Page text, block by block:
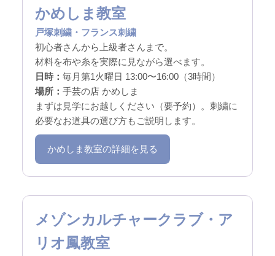
かめしま教室
戸塚刺繍・フランス刺繍
初心者さんから上級者さんまで。
材料を布や糸を実際に見ながら選べます。
日時： 毎月第1火曜日 13:00〜16:00（3時間）
場所： 手芸の店 かめしま
まずは見学にお越しください（要予約）。刺繍に
必要なお道具の選び方もご説明します。
かめしま教室の詳細を見る
メゾンカルチャークラブ・ア
リオ鳳教室